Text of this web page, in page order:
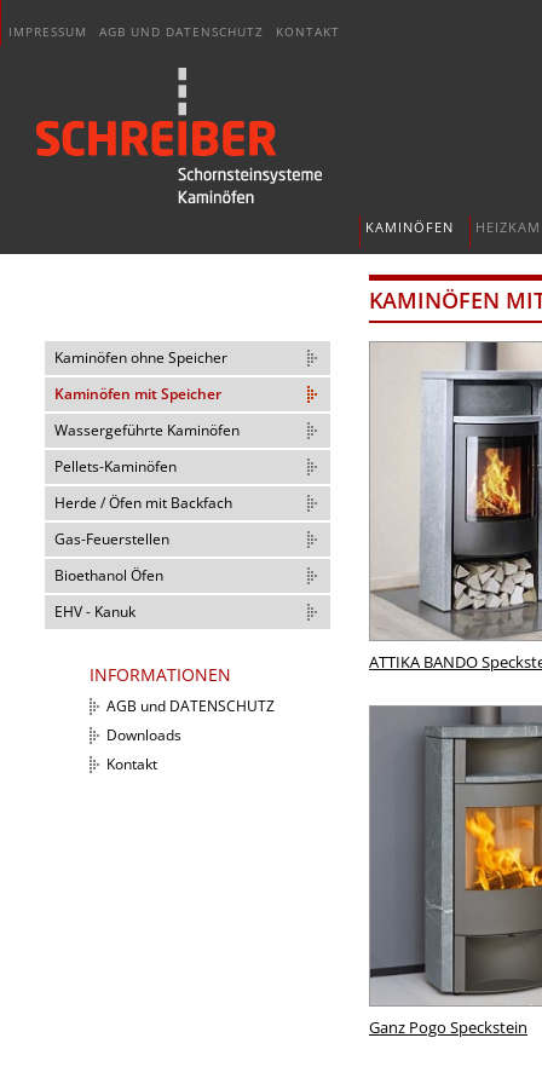
IMPRESSUM AGB UND DATENSCHUTZ KONTAKT
KAMINÖFEN
Kaminöfen ohne Speicher
Kaminöfen mit Speicher
Wassergeführte Kaminöfen
Pellets-Kaminöfen
Herde / Öfen mit Backfach
Gas-Feuerstellen
Bioethanol Öfen
EHV - Kanuk
KAMINÖFEN
ATTIKA BANDO
Ganz Pogo Speckstein
INFORMATIONEN
AGB und DATENSCHUTZ
Downloads
Kontakt